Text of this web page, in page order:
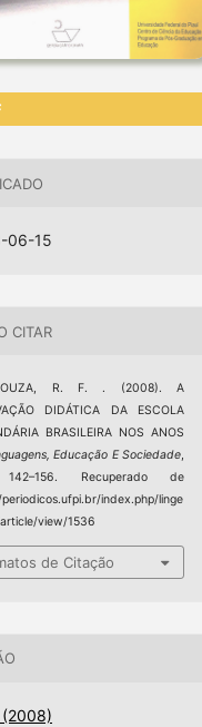
06-15
CITAR
R. F. . (2008). A
DIDÁTICA DA ESCOLA
BRASILEIRA NOS ANOS
Educação E Sociedade,
Recuperado de
index.php/linge
view/1536
de Citação
(2008)